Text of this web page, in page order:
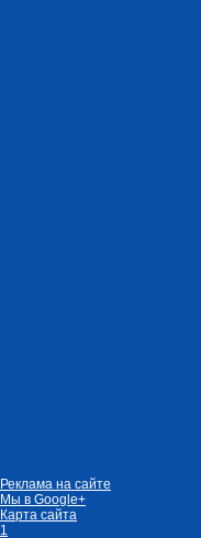
Реклама на сайте
Мы в Google+
Карта сайта
1